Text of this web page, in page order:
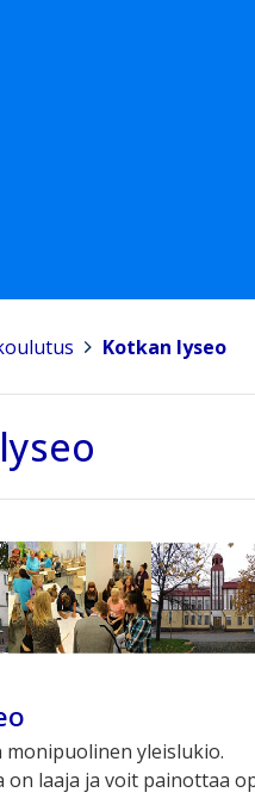
Kotkan lyseo
monipuolinen yleislukio.
on laaja ja voit painottaa